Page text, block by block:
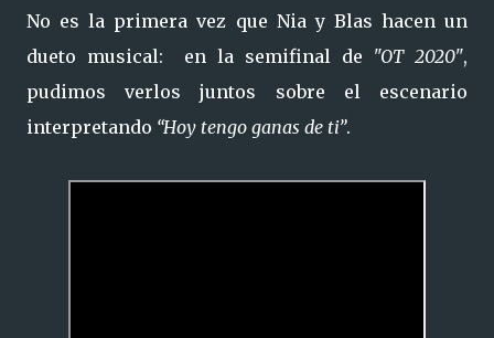
No es la primera vez que Nia y Blas hacen un
dueto musical: en la semifinal de "OT 2020",
pudimos verlos juntos sobre el escenario
interpretando “Hoy tengo ganas de ti”.